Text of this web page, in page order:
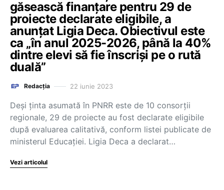
găsească finanțare pentru 29 de
proiecte declarate eligibile, a
anunțat Ligia Deca. Obiectivul este
ca „în anul 2025-2026, până la 40%
dintre elevi să fie înscriși pe o rută
duală”
Redacția 22 iunie 2023
Deși ținta asumată în PNRR este de 10 consorții
regionale, 29 de proiecte au fost declarate eligibile
după evaluarea calitativă, conform listei publicate de
ministerul Educației. Ligia Deca a declarat…
Vezi articolul